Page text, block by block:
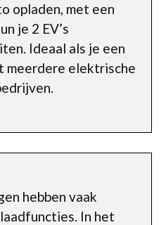
opladen, met een
je 2 EV’s
Ideaal als je een
meerdere elektrische
hebben vaak
In het